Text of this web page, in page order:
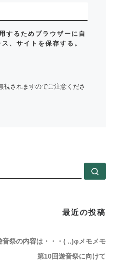
するためブラウザーに自
、サイトを保存する。
視されますのでご注意くださ
最近の投稿
音祭の内容は・・・( ..)φメモメモ
第10回遊音祭に向けて